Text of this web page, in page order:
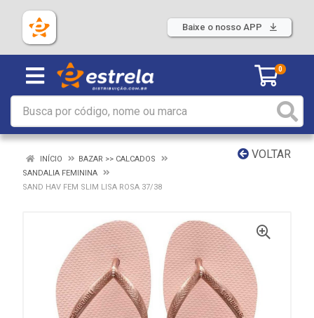
Baixe o nosso APP
0
VOLTAR
INÍCIO
BAZAR >> CALCADOS
SANDALIA FEMININA
SAND HAV FEM SLIM LISA ROSA 37/38